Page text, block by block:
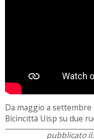
Da maggio a
Bicincittà Uisp su due
pubblicato